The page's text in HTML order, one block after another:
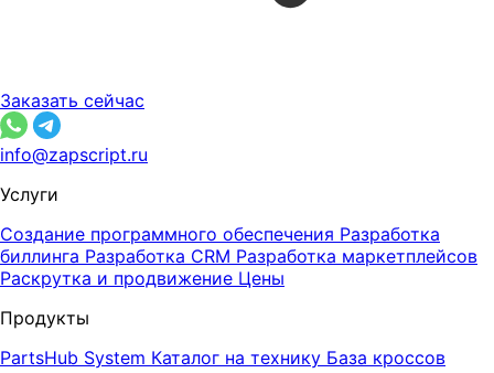
Заказать сейчас
info@zapscript.ru
Услуги
Создание программного обеспечения Разработка
биллинга Разработка CRM Разработка маркетплейсов
Раскрутка и продвижение Цены
Продукты
PartsHub System Каталог на технику База кроссов